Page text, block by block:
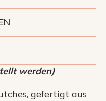
werden)
gefertigt aus